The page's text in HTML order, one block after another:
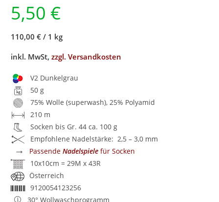
5,50 €
110,00 € / 1 kg
inkl. MwSt,zzgl. Versandkosten
V2 Dunkelgrau
50 g
75% Wolle (superwash), 25% Polyamid
210 m
Socken bis Gr. 44 ca. 100 g
Empfohlene Nadelstärke: 2,5 – 3,0 mm
→ PassendeNadelspiele für Socken
10x10cm = 29M x 43R
Österreich
9120054123256
30° Wollwaschprogramm